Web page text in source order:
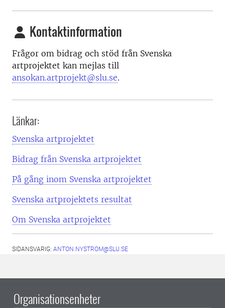
Kontaktinformation
Frågor om bidrag och stöd från Svenska
artprojektet kan mejlas till
ansokan.artprojekt@slu.se.
Länkar:
Svenska artprojektet
Bidrag från Svenska artprojektet
På gång inom Svenska artprojektet
Svenska artprojektets resultat
Om Svenska artprojektet
SIDANSVARIG: ANTON.NYSTROM@SLU.SE
Organisationsenheter